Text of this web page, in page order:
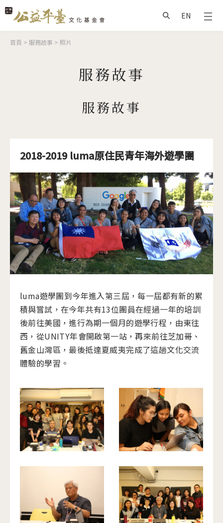
搜尋
EN
您在這裡
首頁 > 服務故事 > 照片
服務故事
服務故事
2018-2019 luma原住民青年海外遊學團
luma遊學團到今年進入第三屆，每一屆都有新的累
積與嘗試，在今年共有13位團員在經過一年的培訓
後前往美國，進行為期一個月的遊學行程，由東往
西，從UNITY年會開啟第一站，再來前往芝加哥、
舊金山灣區，最後抵達夏威夷完成了這趟文化交流
體驗的學習。